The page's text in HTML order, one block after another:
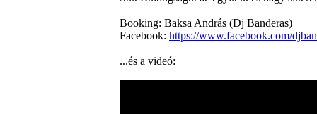
Booking: Baksa András (Dj Banderas)
Facebook: https://www.facebook.com/
...és a videó: